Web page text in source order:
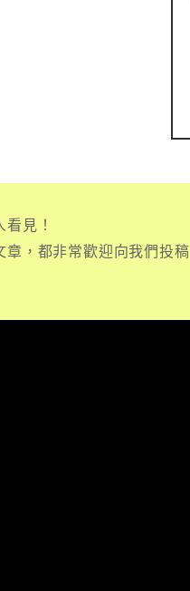
見！
，都非常歡迎向我們投稿